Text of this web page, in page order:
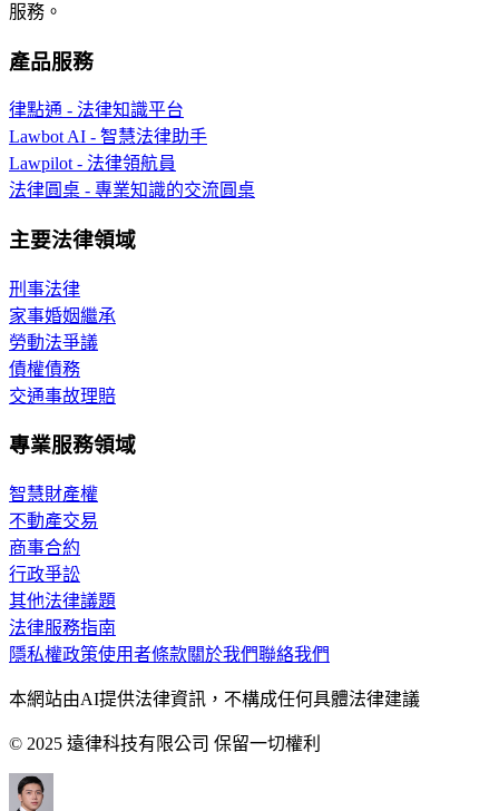
服務。
產品服務
律點通 - 法律知識平台
Lawbot AI - 智慧法律助手
Lawpilot - 法律領航員
法律圓桌 - 專業知識的交流圓桌
主要法律領域
刑事法律
家事婚姻繼承
勞動法爭議
債權債務
交通事故理賠
專業服務領域
智慧財產權
不動產交易
商事合約
行政爭訟
其他法律議題
法律服務指南
隱私權政策使用者條款關於我們聯絡我們
本網站由AI提供法律資訊，不構成任何具體法律建議
© 2025 遠律科技有限公司 保留一切權利